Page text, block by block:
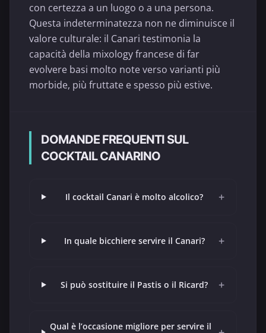
con certezza a un luogo o a una persona.
Questa indeterminatezza non ne diminuisce il
valore culturale: il Canari testimonia la
capacità della mixology francese di far
evolvere basi molto note verso varianti più
morbide, più fruttate e spesso più estive.
DOMANDE FREQUENTI SUL
COCKTAIL CANARINO
Il cocktail Canari è molto alcolico? +
In quale bicchiere servire il Canari? +
Si può sostituire il Pastis o il Ricard? +
Qual è l’occasione migliore per servire il